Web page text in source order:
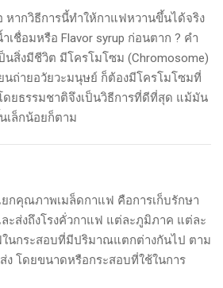
ากวิธีการนี้ทำให้กาแฟหวานขึ้นได้จริง
เชื่อมหรือ Flavor syrup ก่อนตาก ? คำ
สิ่งมีชีวิต มีโครโมโซม (Chromosome)
นถ่ายอวัยวะมนุษย์ ก็ต้องมีโครโมโซมที่
ดยธรรมชาติจึงเป็นวิธีการที่ดีที่สุด แม้มัน
เล็กน้อยก็ตาม
กคุณภาพเมล็ดกาแฟ คือการเก็บรักษา
ะส่งถึงโรงคั่วกาแฟ แต่ละภูมิภาค แต่ละ
ในกระสอบที่มีปริมาณแตกต่างกันไป ตาม
ง โดยขนาดหรือกระสอบที่ใช้ในการ